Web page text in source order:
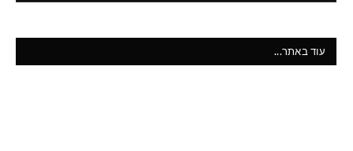
עוד באתר...